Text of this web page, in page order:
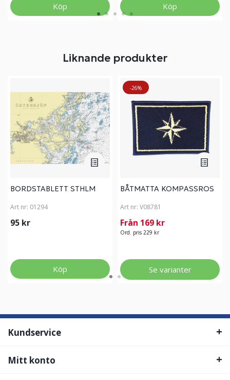
Köp Köp
Liknande produkter
BORDSTABLETT STHLM
Art nr: 01294
95 kr
Köp
-26%
BÅTMATTA KOMPASSROS
Art nr: V08781
Från 169 kr
Ord. pris 229 kr
Se varianter
Kundservice
Mitt konto